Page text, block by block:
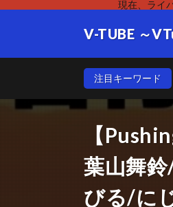
現在、ライ
V-TUBE ～
注目キーワード
【
葉山舞
びる/に